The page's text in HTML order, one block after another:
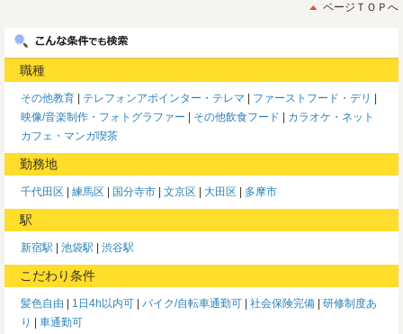
ページＴＯＰへ
職種
その他教育 テレフォンアポインター・テレマ
ファーストフード・デリ
映像/音楽制作・フォトグラファー
その他飲食フード
カラオケ・ネット
カフェ・マンガ喫茶
勤務地
千代田区 練馬区 国分寺市 文京区 大田区 多摩市
駅
新宿駅 池袋駅 渋谷駅
こだわり条件
髪色自由 1日4h以内可 バイク/自転車通勤可 社会保険完備
研修制度あ
り
車通勤可